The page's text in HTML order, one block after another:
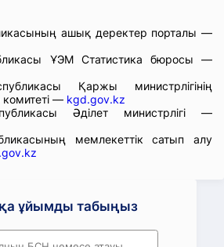
ашық деректер порталы —
ҰЭМ Статистика бюросы —
Қаржы министрлігінің
комитеті — kgd.gov.kz
Әділет министрлігі —
мемлекеттік сатып алу
ұйымды табыңыз